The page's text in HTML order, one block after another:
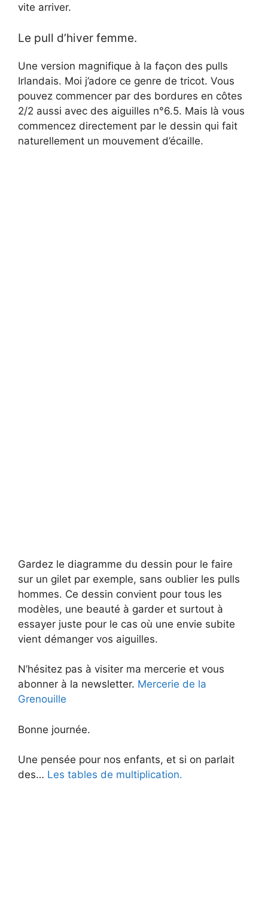
vite arriver.
Le pull d’hiver femme.
Une version magnifique à la façon des pulls
Irlandais. Moi j’adore ce genre de tricot. Vous
pouvez commencer par des bordures en côtes
2/2 aussi avec des aiguilles n°6.5. Mais là vous
commencez directement par le dessin qui fait
naturellement un mouvement d’écaille.
Gardez le diagramme du dessin pour le faire
sur un gilet par exemple, sans oublier les pulls
hommes. Ce dessin convient pour tous les
modèles, une beauté à garder et surtout à
essayer juste pour le cas où une envie subite
vient démanger vos aiguilles.
N’hésitez pas à visiter ma mercerie et vous
abonner à la newsletter. Mercerie de la
Grenouille
Bonne journée.
Une pensée pour nos enfants, et si on parlait
des… Les tables de multiplication.